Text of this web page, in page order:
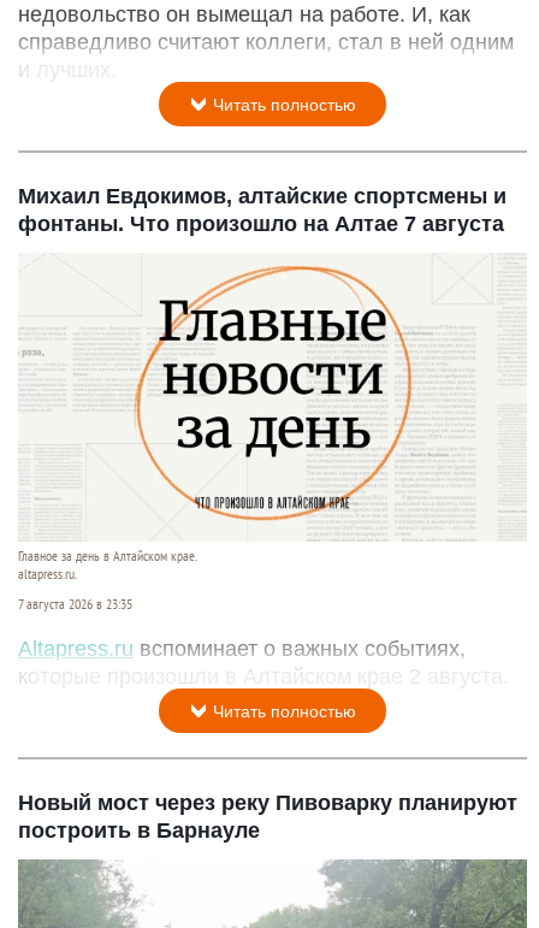
недовольство он вымещал на работе. И, как
справедливо считают коллеги, стал в ней одним
и лучших.
Читать полностью
Михаил Евдокимов, алтайские спортсмены и
фонтаны. Что произошло на Алтае 7 августа
Главное за день в Алтайском крае.
altapress.ru.
7 августа 2026 в 23:35
Altapress.ru вспоминает о важных событиях,
которые произошли в Алтайском крае 2 августа.
Читать полностью
Новый мост через реку Пивоварку планируют
построить в Барнауле